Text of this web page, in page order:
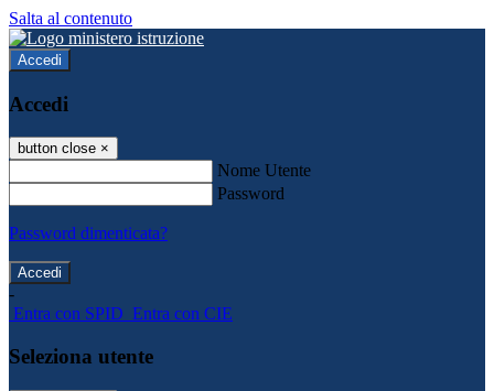
Salta al contenuto
Accedi
Accedi
button close ×
Nome Utente
Password
Password dimenticata?
-
Entra con SPID Entra con CIE
Seleziona utente